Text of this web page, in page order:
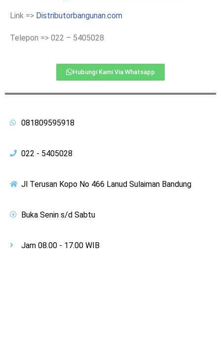
Link => Distributorbangunan.com
Telepon => 022 – 5405028
Hubungi Kami Via Whatsapp
081809595918
022 - 5405028
Jl Terusan Kopo No 466 Lanud Sulaiman Bandung
Buka Senin s/d Sabtu
Jam 08.00 - 17.00 WIB